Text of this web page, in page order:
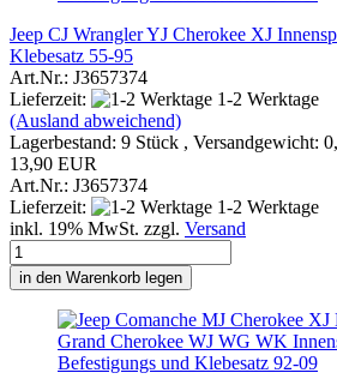
Jeep CJ Wrangler YJ Cherokee XJ
Klebesatz 55-95
Art.Nr.: J3657374
Lieferzeit:
1-2 Werktage
(Ausland abweichend)
Lagerbestand: 9 Stück , Versandgewicht:
13,90 EUR
Art.Nr.: J3657374
Lieferzeit:
1-2 Werktage
inkl. 19% MwSt. zzgl. Versand
in den Warenkorb legen